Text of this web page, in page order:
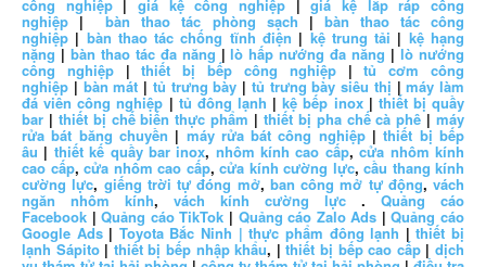
công nghiệp|giá kệ công nghiệp |giá kệ lắp ráp công
nghiệp |bàn thao tác phòng sạch | bàn thao tác công
nghiệp | bàn thao tác chống tĩnh điện | kệ trung tải | kệ hạng
nặng | bàn thao tác đa năng |lò hấp nướng đa năng |lò nướng
công nghiệp|thiết bị bếp công nghiệp|tủ cơm công
nghiệp | bàn mát | tủ trưng bày | tủ trưng bày siêu thị |máy làm
đá viên công nghiệp | tủ đông lạnh |kệ bếp inox| thiết bị quầy
bar | thiết bị chế biến thực phẩm | thiết bị pha chế cà phê | máy
rửa bát băng chuyền | máy rửa bát công nghiệp|thiết bị bếp
âu | thiết kế quầy bar inox, nhôm kính cao cấp,cửa nhôm kính
cao cấp, cửa nhôm cao cấp, cửa kính cường lực, cầu thang kính
cường lực, giếng trời tự đóng mở, ban công mở tự động, vách
ngăn nhôm kính, vách kính cường lực . Quảng cáo
Facebook |Quảng cáo TikTok | Quảng cáo Zalo Ads |Quảng cáo
Google Ads| Toyota Bắc Ninh | thực phẩm đông lạnh |thiết bị
lạnh Sápito | thiết bị bếp nhập khẩu, |thiết bị bếp cao cấp|dịch